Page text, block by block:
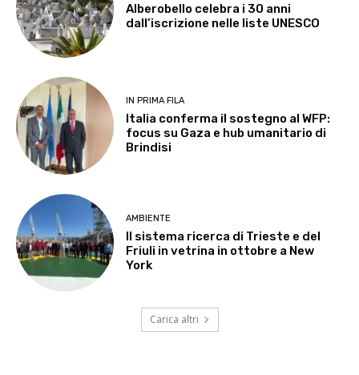
Alberobello celebra i 30 anni
dall’iscrizione nelle liste UNESCO
IN PRIMA FILA
Italia conferma il sostegno al WFP:
focus su Gaza e hub umanitario di
Brindisi
AMBIENTE
Il sistema ricerca di Trieste e del
Friuli in vetrina in ottobre a New
York
Carica altri